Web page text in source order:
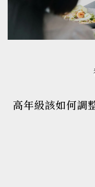
高年級該如何調